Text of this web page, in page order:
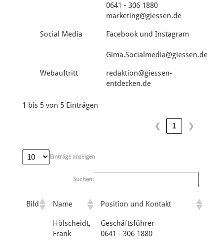
0641 - 306 1880
marketing@giessen.de
Social Media Facebook und Instagram
Gima.Socialmedia@giessen.de
Webauftritt
redaktion@giessen-
entdecken.de
1 bis 5 von 5 Einträgen
❮ 1 ❯
Einträge anzeigen
Suchen:
Bild Name Position und Kontakt
Hölscheidt,
Frank
Geschäftsführer
0641 - 306 1880